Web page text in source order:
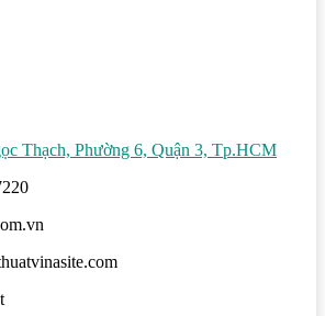
Thạch, Phường 6, Quận 3, Tp.HCM